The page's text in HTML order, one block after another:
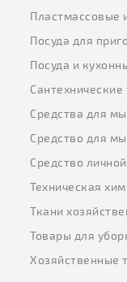
Пластмассовые
Посуда для
Посуда и
Сантехнические
Средства для
Средство для
Средство
Техническая
Ткани
Товары для
Хозяйственные